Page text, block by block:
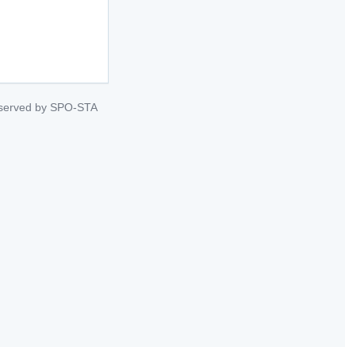
by SPO-STA